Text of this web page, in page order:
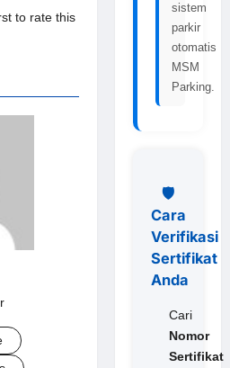
to rate this
sistem
parkir
otomatis
MSM
Parking.
🛡️
Cara
Verifikasi
Sertifikat
Anda
Cari
Nomor
Sertifikat